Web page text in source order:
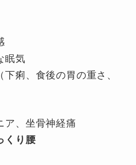
眠気
下痢、食後の胃の重さ、
ア、坐骨神経痛
くり腰